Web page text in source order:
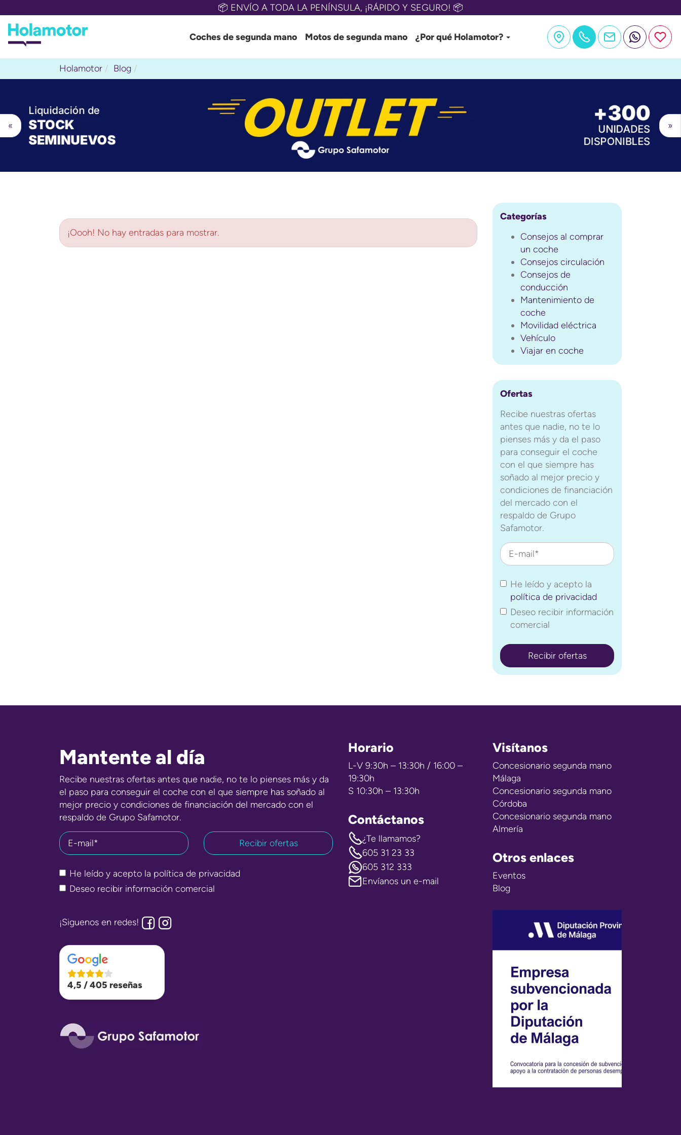
📦 ENVÍO A TODA LA PENÍNSULA, ¡RÁPIDO Y SEGURO! 📦
Coches de segunda mano Motos de segunda mano ¿Por qué Holamotor?
Holamotor Blog
»
«
¡Oooh! No hay entradas para mostrar.
Categorías
Consejos al comprar
un coche
Consejos circulación
Consejos de
conducción
Mantenimiento de
coche
Movilidad eléctrica
Vehículo
Viajar en coche
Ofertas
Recibe nuestras ofertas
antes que nadie, no te lo
pienses más y da el paso
para conseguir el coche
con el que siempre has
soñado al mejor precio y
condiciones de financiación
del mercado con el
respaldo de Grupo
Safamotor.
E-mail*
He leído y acepto la
política de privacidad
Deseo recibir información
comercial
Mantente al día
Recibe nuestras ofertas antes que nadie, no te lo pienses más y da
el paso para conseguir el coche con el que siempre has soñado al
mejor precio y condiciones de financiación del mercado con el
respaldo de Grupo Safamotor.
E-mail*
He leído y acepto la política de privacidad
Deseo recibir información comercial
¡Siguenos en redes!
4,5 / 405 reseñas
Horario
L-V 9:30h – 13:30h / 16:00 –
19:30h
S 10:30h – 13:30h
Contáctanos
¿Te llamamos?
605 31 23 33
605 312 333
Envíanos un e-mail
Visítanos
Concesionario segunda mano
Málaga
Concesionario segunda mano
Córdoba
Concesionario segunda mano
Almería
Otros enlaces
Eventos
Blog